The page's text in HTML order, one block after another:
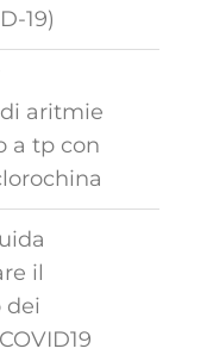
19)
aritmie
a tp con
il
dei